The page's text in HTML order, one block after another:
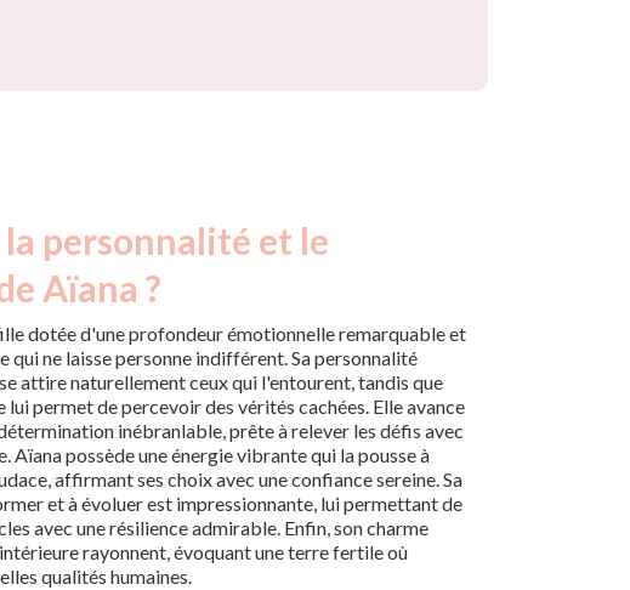
personnalité et le
Aïana ?
dotée d'une profondeur émotionnelle remarquable et
qui ne laisse personne indifférent. Sa personnalité
attire naturellement ceux qui l'entourent, tandis que
lui permet de percevoir des vérités cachées. Elle avance
inébranlable, prête à relever les défis avec
Aïana possède une énergie vibrante qui la pousse à
affirmant ses choix avec une confiance sereine. Sa
et à évoluer est impressionnante, lui permettant de
avec une résilience admirable. Enfin, son charme
rayonnent, évoquant une terre fertile où
qualités humaines.